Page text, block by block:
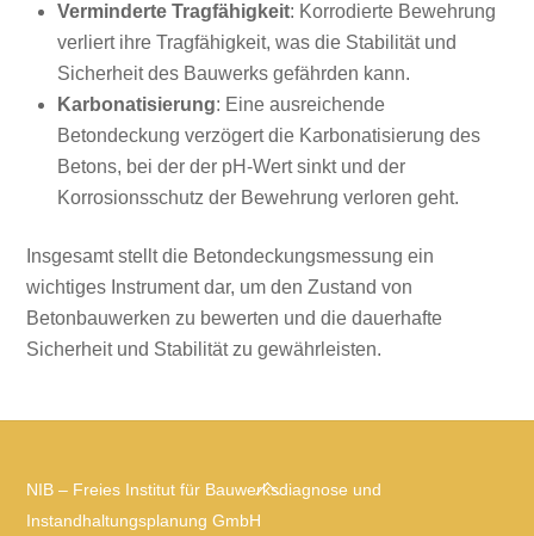
Verminderte Tragfähigkeit: Korrodierte Bewehrung
verliert ihre Tragfähigkeit, was die Stabilität und
Sicherheit des Bauwerks gefährden kann.
Karbonatisierung: Eine ausreichende
Betondeckung verzögert die Karbonatisierung des
Betons, bei der der pH-Wert sinkt und der
Korrosionsschutz der Bewehrung verloren geht.
Insgesamt stellt die Betondeckungsmessung ein
wichtiges Instrument dar, um den Zustand von
Betonbauwerken zu bewerten und die dauerhafte
Sicherheit und Stabilität zu gewährleisten.
Back
NIB – Freies Institut für Bauwerksdiagnose und
Instandhaltungsplanung GmbH